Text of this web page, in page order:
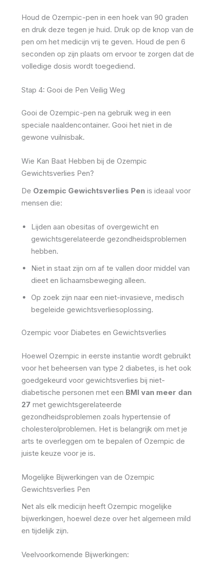
Houd de Ozempic-pen in een hoek van 90 graden
en druk deze tegen je huid. Druk op de knop van de
pen om het medicijn vrij te geven. Houd de pen 6
seconden op zijn plaats om ervoor te zorgen dat de
volledige dosis wordt toegediend.
Stap 4: Gooi de Pen Veilig Weg
Gooi de Ozempic-pen na gebruik weg in een
speciale naaldencontainer. Gooi het niet in de
gewone vuilnisbak.
Wie Kan Baat Hebben bij de Ozempic
Gewichtsverlies Pen?
De Ozempic Gewichtsverlies Pen is ideaal voor
mensen die:
Lijden aan obesitas of overgewicht en
gewichtsgerelateerde gezondheidsproblemen
hebben.
Niet in staat zijn om af te vallen door middel van
dieet en lichaamsbeweging alleen.
Op zoek zijn naar een niet-invasieve, medisch
begeleide gewichtsverliesoplossing.
Ozempic voor Diabetes en Gewichtsverlies
Hoewel Ozempic in eerste instantie wordt gebruikt
voor het beheersen van type 2 diabetes, is het ook
goedgekeurd voor gewichtsverlies bij niet-
diabetische personen met een BMI van meer dan
27 met gewichtsgerelateerde
gezondheidsproblemen zoals hypertensie of
cholesterolproblemen. Het is belangrijk om met je
arts te overleggen om te bepalen of Ozempic de
juiste keuze voor je is.
Mogelijke Bijwerkingen van de Ozempic
Gewichtsverlies Pen
Net als elk medicijn heeft Ozempic mogelijke
bijwerkingen, hoewel deze over het algemeen mild
en tijdelijk zijn.
Veelvoorkomende Bijwerkingen: